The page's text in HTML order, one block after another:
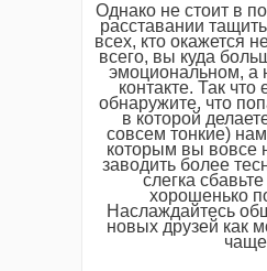
Однако не стоит в
расставании
всех, кто окажется
всего, вы куда
эмоциональном, а
контакте. Так что
обнаружите, что
в которой
совсем тонкие)
которым вы вовсе
заводить более
слегка
хорошенько
Наслаждайтесь
новых друзей как